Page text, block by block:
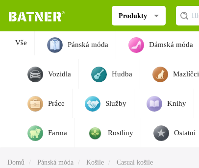
Produkty
Vše Pánská móda Dámská móda
Vozidla Hudba Mazlíčci
Práce Služby Knihy
Farma Rostliny Ostatní
Domů Pánská móda Košile Casual košile